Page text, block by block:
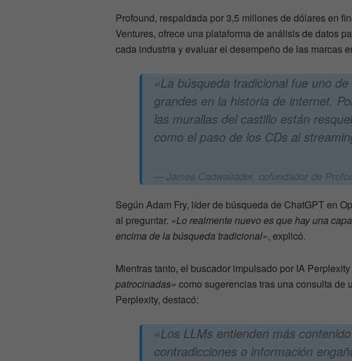
Profound, respaldada por 3,5 millones de dólares en
Ventures, ofrece una plataforma de análisis de datos
cada industria y evaluar el desempeño de las marcas
«La búsqueda tradicional fue uno
grandes en la historia de internet.
las murallas del castillo están
como el paso de los CDs al
James Cadwallader, cofundador de
Según Adam Fry, líder de búsqueda de ChatGPT en
al preguntar. «Lo realmente nuevo es que hay una
encima de la búsqueda tradicional», explicó.
Mientras tanto, el buscador impulsado por IA
patrocinadas» como sugerencias tras una consulta de
Perplexity, destacó:
«Los LLMs entienden más
contradicciones o información